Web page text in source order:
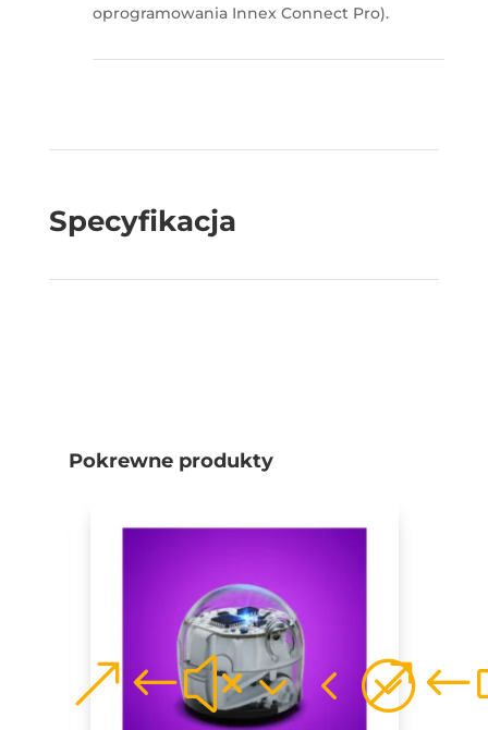
oprogramowania Innex Connect Pro).
Specyfikacja
Pokrewne produkty